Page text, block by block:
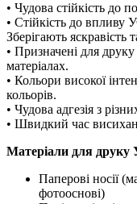
• Чудова стійкість до
• Стійкість до впливу
Зберігають яскравість
• Призначені для
матеріалах.
• Кольори високої
кольорів.
• Чудова адгезія з
• Швидкий час
Матеріали для
Паперові носії
фотооснові)